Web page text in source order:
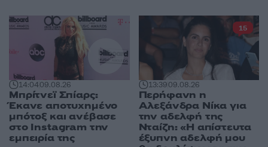
14:0409.08.26
Μπρίτνεϊ Σπίαρς:
Έκανε αποτυχημένο
μπότοξ και ανέβασε
στο Instagram την
εμπειρία της
13:3909.08.26
Περήφανη η
Αλεξάνδρα Νίκα για
την αδελφή της
Νταίζη: «Η απίστευτα
έξυπνη αδελφή μου
15